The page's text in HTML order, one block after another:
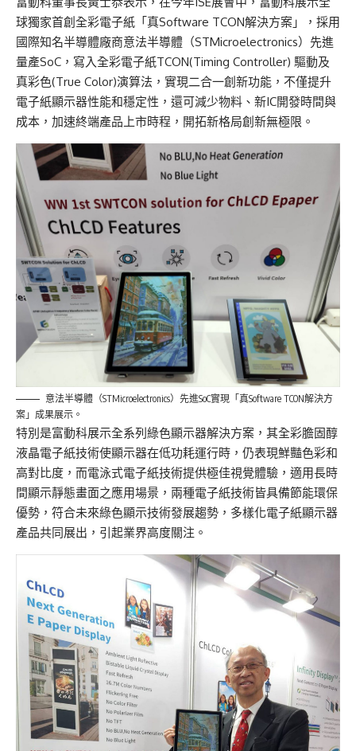
球獨家首創全彩電子紙「真Software TCON解決方案」，採用
國際知名半導體廠商意法半導體（STMicroelectronics）先進
量產SoC，寫入全彩電子紙TCON(Timing Controller) 驅動及
真彩色(True Color)演算法，實現二合一創新功能，不僅提升
電子紙顯示器性能和穩定性，還可減少物料、新IC開發時間與
成本，加速終端產品上市時程，開拓新格局創新無極限。
意法半導體（STMicroelectronics）先進SoC實現「真Software TCON解決方
案」成果展示。
特別是富動科展示全系列綠色顯示器解決方案，其全彩膽固醇
液晶電子紙技術使顯示器在低功耗運行時，仍表現鮮豔色彩和
高對比度，而電泳式電子紙技術提供極佳視覺體驗，適用長時
間顯示靜態畫面之應用場景，兩種電子紙技術皆具備節能環保
優勢，符合未來綠色顯示技術發展趨勢，多樣化電子紙顯示器
產品共同展出，引起業界高度關注。